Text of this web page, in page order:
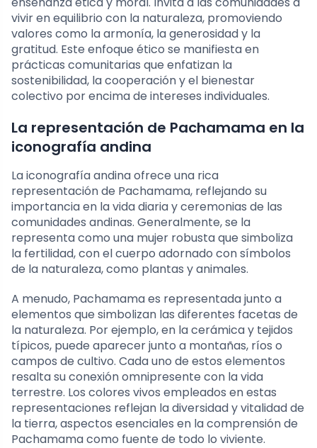
vivir en equilibrio con la naturaleza, promoviendo
valores como la armonía, la generosidad y la
gratitud. Este enfoque ético se manifiesta en
prácticas comunitarias que enfatizan la
sostenibilidad, la cooperación y el bienestar
colectivo por encima de intereses individuales.
La representación de Pachamama en la
iconografía andina
La iconografía andina ofrece una rica
representación de Pachamama, reflejando su
importancia en la vida diaria y ceremonias de las
comunidades andinas. Generalmente, se la
representa como una mujer robusta que simboliza
la fertilidad, con el cuerpo adornado con símbolos
de la naturaleza, como plantas y animales.
A menudo, Pachamama es representada junto a
elementos que simbolizan las diferentes facetas de
la naturaleza. Por ejemplo, en la cerámica y tejidos
típicos, puede aparecer junto a montañas, ríos o
campos de cultivo. Cada uno de estos elementos
resalta su conexión omnipresente con la vida
terrestre. Los colores vivos empleados en estas
representaciones reflejan la diversidad y vitalidad de
la tierra, aspectos esenciales en la comprensión de
Pachamama como fuente de todo lo viviente.